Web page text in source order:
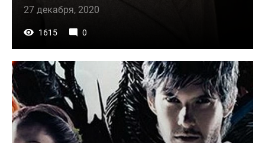
27 декабря, 2020
1615 0